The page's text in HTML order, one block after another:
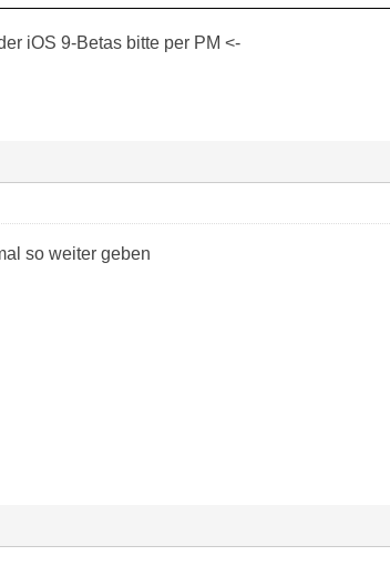
iOS 9-Betas bitte per PM <-
so weiter geben